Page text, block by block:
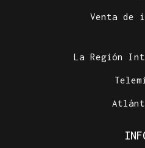
Venta de
La Región